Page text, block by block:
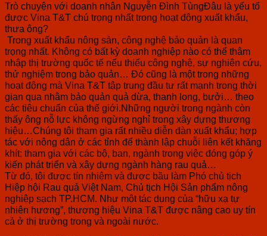
Trò chuyện với doanh nhân Nguyễn Đình TùngĐâu là yếu tố
được Vina T&T chú trọng nhất trong hoạt động xuất khẩu,
thưa ông?
Trong xuất khẩu nông sản, công nghệ bảo quản là quan
trọng nhất. Không có bất kỳ doanh nghiệp nào có thể thâm
nhập thị trường quốc tế nếu thiếu công nghệ, sự nghiên cứu,
thử nghiệm trong bảo quản… Đó cũng là một trong những
hoạt động mà Vina T&T tập trung đầu tư rất mạnh trong thời
gian qua nhằm bảo quản quả dừa, thanh long, bưởi… theo
các tiêu chuẩn của thế giới.Những người trong ngành còn
thấy ông nỗ lực không ngừng nghỉ trong xây dựng thương
hiệu…Chúng tôi tham gia rất nhiều diễn đàn xuất khẩu; hợp
tác với nông dân ở các tỉnh để thành lập chuỗi liên kết khăng
khít; tham gia với các bộ, ban, ngành trong việc đóng góp ý
kiến phát triển và xây dựng ngành hàng rau quả…
Từ đó, tôi được tín nhiệm và được bầu làm Phó chủ tịch
Hiệp hội Rau quả Việt Nam, Chủ tịch Hội Sản phẩm nông
nghiệp sạch TP.HCM. Như một tác dụng của “hữu xạ tự
nhiên hương”, thương hiệu Vina T&T được nâng cao uy tín
cả ở thị trường trong và ngoài nước.